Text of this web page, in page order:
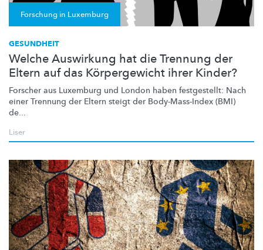
Forschung in Luxemburg
GESUNDHEIT
Welche Auswirkung hat die Trennung der
Eltern auf das Körpergewicht ihrer Kinder?
Forscher aus Luxemburg und London haben festgestellt: Nach
einer Trennung der Eltern steigt der Body-Mass-Index (BMI)
de...
Liser